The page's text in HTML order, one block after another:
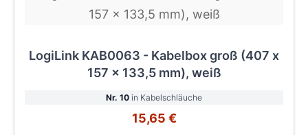
LogiLink KAB0063 - Kabelbox groß (407 x
157 x 133,5 mm), weiß
Nr. 10 in Kabelschläuche
15,65 €